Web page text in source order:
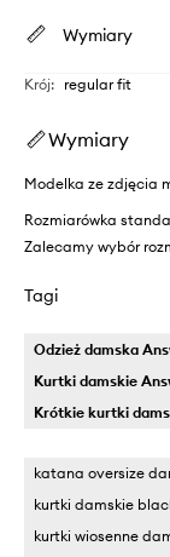
Wymiary
Krój: regular fit
Wymiary
Modelka ze zdjęcia
Rozmiarówka
Zalecamy wybór
Tagi
Odzież damska
Kurtki damskie
Krótkie kurtki
katana oversize
kurtki damskie
kurtki wiosenne